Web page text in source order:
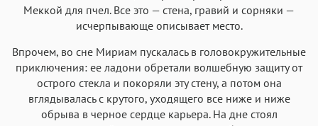
Меккой для пчел. Все это — стена, гравий и сорняки —
исчерпывающе описывает место.
Впрочем, во сне Мириам пускалась в головокружительные
приключения: ее ладони обретали волшебную защиту от
острого стекла и покоряли эту стену, а потом она
вглядывалась с крутого, уходящего все ниже и ниже
обрыва в черное сердце карьера. На дне стоял